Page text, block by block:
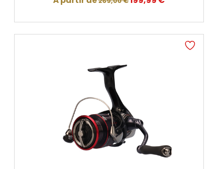
initial
était :
actuel
est :
199,99 €.